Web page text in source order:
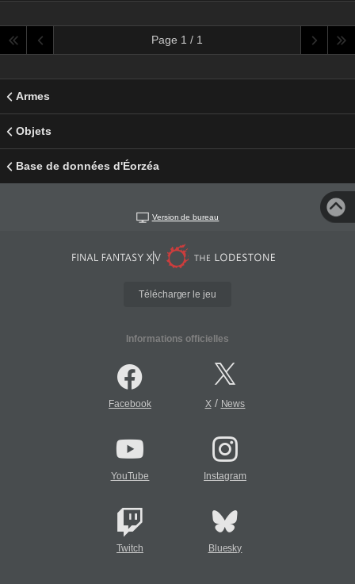
Page 1 / 1
Armes
Objets
Base de données d'Éorzéa
Version de bureau
Télécharger le jeu
Informations officielles
Facebook X/ News
YouTube Instagram
Twitch Bluesky